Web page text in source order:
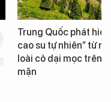
Trung Quốc phát hiện
cao su tự nhiên” từ
loài cỏ dại mọc trên
mặn